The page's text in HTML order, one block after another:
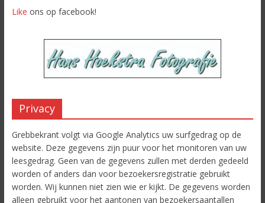
Like ons op facebook!
Privacy
Grebbekrant volgt via Google Analytics uw surfgedrag op de
website. Deze gegevens zijn puur voor het monitoren van uw
leesgedrag. Geen van de gegevens zullen met derden gedeeld
worden of anders dan voor bezoekersregistratie gebruikt
worden. Wij kunnen niet zien wie er kijkt. De gegevens worden
alleen gebruikt voor het aantonen van bezoekersaantallen